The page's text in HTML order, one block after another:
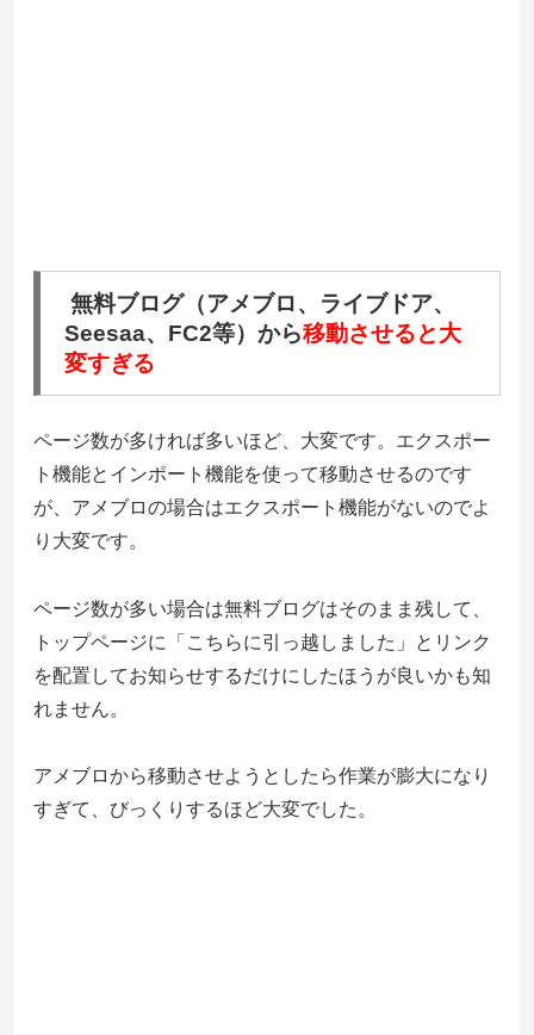
無料ブログ（アメブロ、ライブドア、
Seesaa、FC2等）から移動させると大
変すぎる
ページ数が多ければ多いほど、大変です。エクスポー
ト機能とインポート機能を使って移動させるのです
が、アメブロの場合はエクスポート機能がないのでよ
り大変です。
ページ数が多い場合は無料ブログはそのまま残して、
トップページに「こちらに引っ越しました」とリンク
を配置してお知らせするだけにしたほうが良いかも知
れません。
アメブロから移動させようとしたら作業が膨大になり
すぎて、びっくりするほど大変でした。